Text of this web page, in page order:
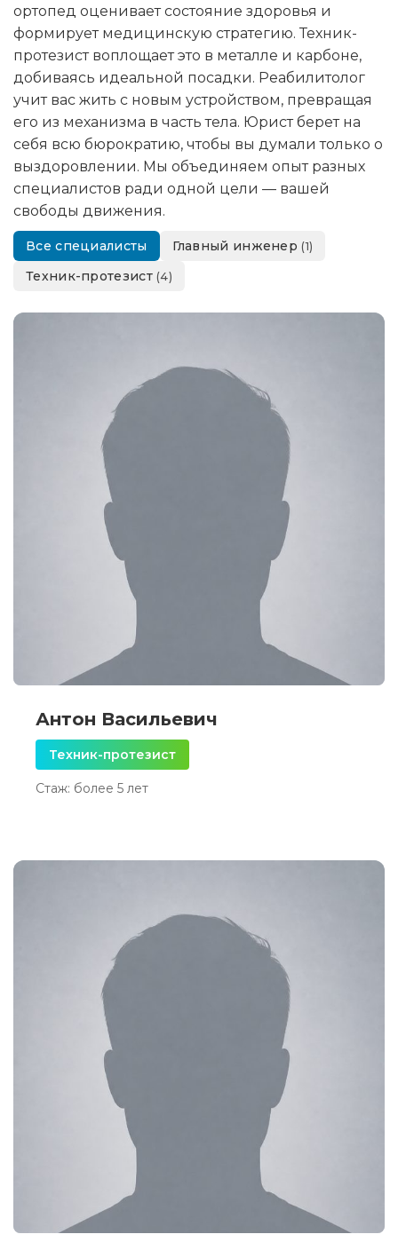
ортопед оценивает состояние здоровья и
формирует медицинскую стратегию. Техник-
протезист воплощает это в металле и карбоне,
добиваясь идеальной посадки. Реабилитолог
учит вас жить с новым устройством, превращая
его из механизма в часть тела. Юрист берет на
себя всю бюрократию, чтобы вы думали только о
выздоровлении. Мы объединяем опыт разных
специалистов ради одной цели — вашей
свободы движения.
Все специалисты Главный инженер(1)
Техник-протезист(4)
Антон Васильевич
Техник-протезист
Стаж: более 5 лет